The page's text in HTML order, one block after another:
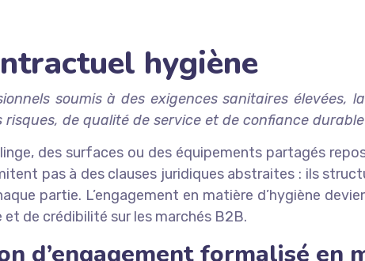
hygiène
soumis à des exigences sanitaires élevées,
risques, de qualité de service et de confiance
des surfaces ou des équipements partagés
pas à des clauses juridiques abstraites : ils
partie. L’engagement en matière d’hygiène
de crédibilité sur les marchés B2B.